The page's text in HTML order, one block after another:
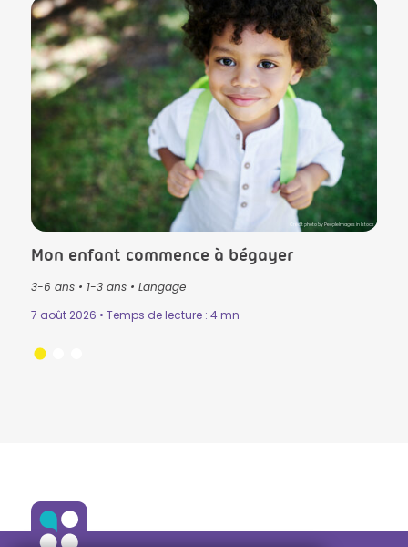
Crédit photo by PeopleImages in Istock
Mon enfant commence à bégayer
3-6 ans• 1-3 ans• Langage
7 août 2026 • Temps de lecture : 4 mn